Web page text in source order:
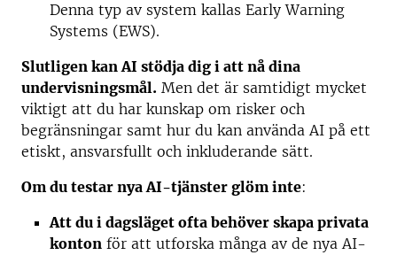
Denna typ av system kallas Early Warning
Systems (EWS).
Slutligen kan AI stödja dig i att nå dina
undervisningsmål. Men det är samtidigt mycket
viktigt att du har kunskap om risker och
begränsningar samt hur du kan använda AI på ett
etiskt, ansvarsfullt och inkluderande sätt.
Om du testar nya AI-tjänster glöm inte:
Att du i dagsläget ofta behöver skapa privata
konton för att utforska många av de nya AI-